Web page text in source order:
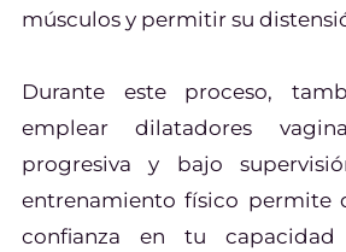
músculos y permitir su
Durante este proceso,
emplear dilatadores
progresiva y bajo
entrenamiento físico permite
confianza en tu